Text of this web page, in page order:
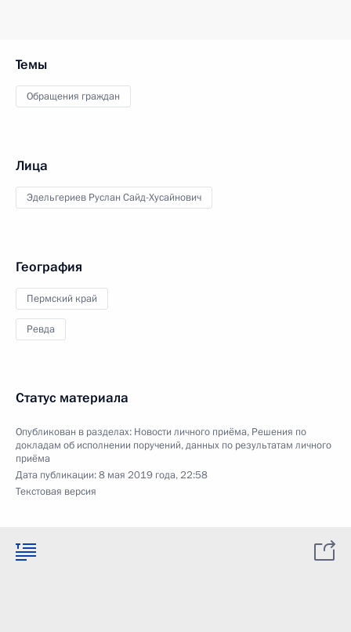
Темы
Обращения граждан
Лица
Эдельгериев Руслан Сайд-Хусайнович
География
Пермский край
Ревда
Статус материала
Опубликован в разделах: Новости личного приёма, Решения по
докладам об исполнении поручений, данных по результатам личного
приёма
Дата публикации:8 мая 2019 года, 22:58
Текстовая версия